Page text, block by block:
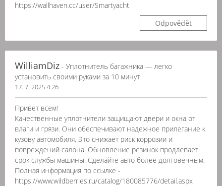
https://wallhaven.cc/user/Smartyacht
Odpovědět
WilliamDiz - Уплотнитель багажника — легко
установить своими руками за 10 минут
17. 7. 2025 4:26
Привет всем!
Качественные уплотнители защищают двери и окна от
влаги и грязи. Они обеспечивают надежное прилегание к
кузову автомобиля. Это снижает риск коррозии и
повреждений салона. Обновление резинок продлевает
срок службы машины. Сделайте авто более долговечным.
Полная информация по ссылке -
https://www.wildberries.ru/catalog/180085776/detail.aspx